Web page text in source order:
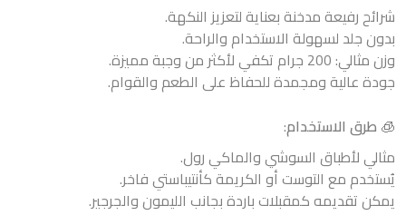
شرائح رفيعة مدخنة بعناية لتعزيز النكهة.
بدون جلد لسهولة الاستخدام والراحة.
وزن مثالي: 200 جرام تكفي لأكثر من وجبة مميزة.
جودة عالية ومجمدة للحفاظ على الطعم والقوام.
🧊 طرق الاستخدام:
مثالي لأطباق السوشي والماكي رول.
يُستخدم مع التوست أو الكريمة كأنتيباستي فاخر.
يمكن تقديمه كمقبلات باردة بجانب الليمون والجرجير.